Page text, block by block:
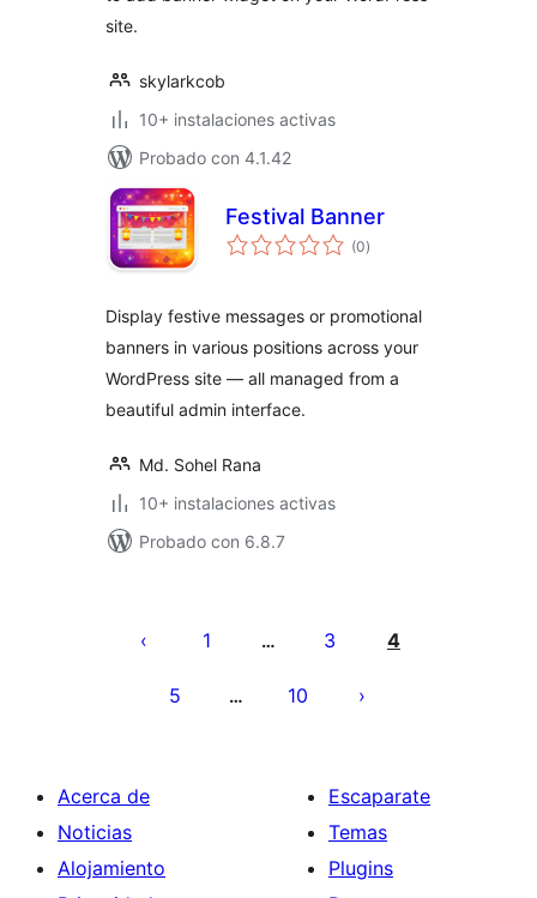
site.
skylarkcob
10+ instalaciones activas
Probado con 4.1.42
Festival Banner
(0valoraciones
en
)
Display festive messages or promotional
banners in various positions across your
WordPress site — all managed from a
beautiful admin interface.
Md. Sohel Rana
10+ instalaciones activas
Probado con 6.8.7
1 … 3 4
5 … 10
Acerca de
Noticias
Alojamiento
Escaparate
Temas
Plugins